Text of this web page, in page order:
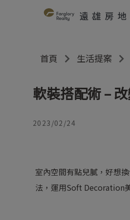
首頁 生活提案
軟裝搭配術 –
2023/02/24
室內空間有點兒膩，好想
法，運用Soft Decoration